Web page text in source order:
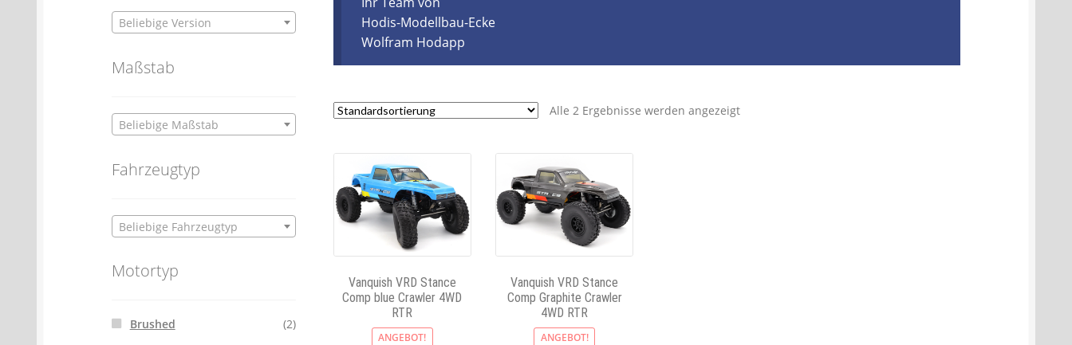
Hodis-Modellbau-Ecke
Wolfram Hodapp
Alle 2 Ergebnisse werden angezeigt
Vanquish VRD Stance
Comp blue Crawler 4WD
RTR
ANGEBOT!
Vanquish VRD Stance
Comp Graphite Crawler
4WD RTR
ANGEBOT!
Beliebige Version
Maßstab
Beliebige Maßstab
Fahrzeugtyp
Beliebige Fahrzeugtyp
Motortyp
Brushed (2)